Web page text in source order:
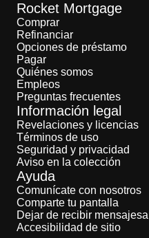
Rocket Mortgage
Comprar
Refinanciar
Opciones de préstamo
Pagar
Quiénes somos
Empleos
Preguntas frecuentes
Información legal
Revelaciones y licencias
Términos de uso
Seguridad y privacidad
Aviso en la colección
Ayuda
Comunícate con nosotros
Comparte tu pantalla
Dejar de recibir mensajesa
Accesibilidad de sitio